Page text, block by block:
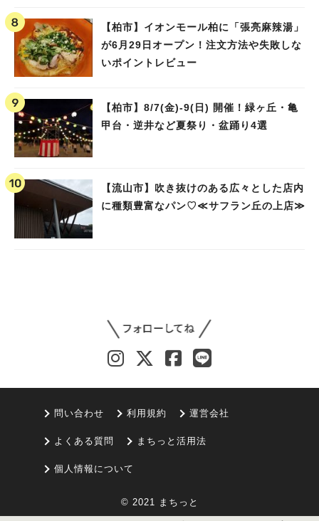
【柏市】イオンモール柏に「張亮麻辣湯」
が6月29日オープン！注文方法や失敗しな
いポイントレビュー
【柏市】8/7(金)‐9(日) 開催！緑ヶ丘・亀
甲台・逆井など夏祭り・盆踊り4選
【流山市】吹き抜けのある広々とした店内
に種類豊富なパン♡≪サフラン丘の上店≫
問い合わせ 利用規約 運営会社
よくある質問 まちっと活用法
個人情報について
© 2021 まちっと